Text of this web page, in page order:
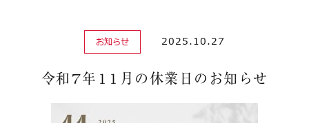
お知らせ 2025.10.27
令和7年11月の休業日のお知らせ